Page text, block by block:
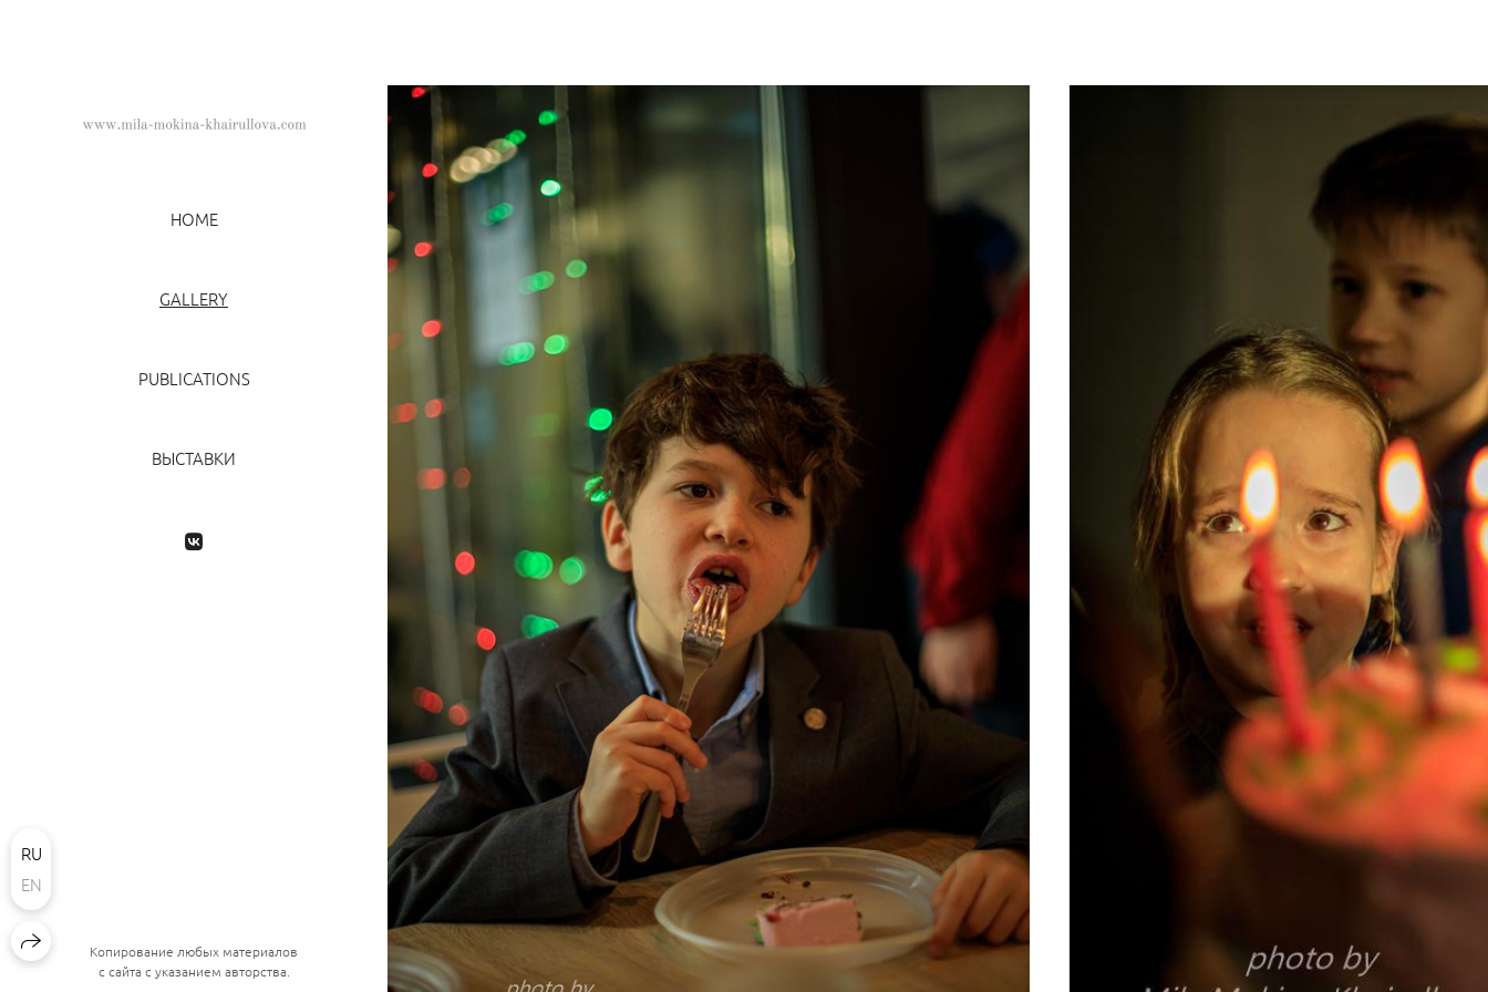
HOME
GALLERY
PUBLICATIONS
ВЫСТАВКИ
Копирование любых материалов
с сайта с указанием авторства.
RU
EN